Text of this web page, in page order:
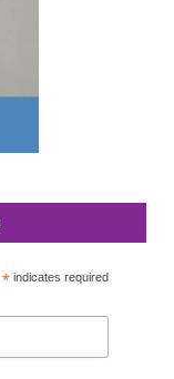
*indicates required